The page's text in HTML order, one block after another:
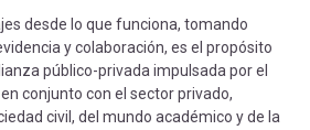
desde lo que funciona, tomando
y colaboración, es el propósito
público-privada impulsada por el
conjunto con el sector privado,
civil, del mundo académico y de la